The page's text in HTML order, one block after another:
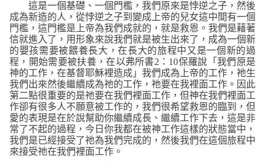
這是一個基礎、一個門檻，我們原來是悖逆之子，然後
成為新造的人，從悖逆之子到變成上帝的兒女這中間有一個
門檻，這門檻是上帝為我們成就的，就是救恩。我們是藉著
信就進入了，用形象來說我們就是被生出來了，成為一個新
的嬰孩需要被餵養長大，在長大的旅程中又是一個新的過
程，開始需要被扶養，在以弗所書2 ： 10保羅說「我們原是
神的工作，在基督耶穌裡造成」 我們成為上帝的工作，祂生
我們出來然後繼續成為祂的工作，祂要在我裡面工作。因此
第二點很重要的是祂要在我們裡面工作，但神在我們裡面工
作卻有很多人不願意被工作的，我們很希望救恩的臨到，但
愛的表現是在於說幫助你繼續成長、繼續工作下去，這是非
常了不起的過程，今日你我都在被神工作這樣的狀態當中，
我們是已經接受了祂為我們完成的，然後我們在這個旅程中
來接受祂在我們裡面工作。